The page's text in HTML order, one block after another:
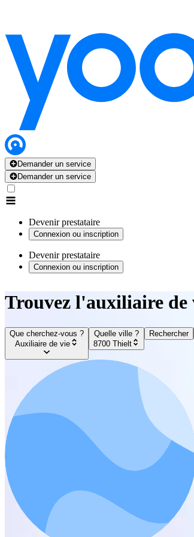
Demander un service
Demander un service
Devenir prestataire
Connexion ou inscription
Devenir prestataire
Connexion ou inscription
Trouvez l'auxiliaire de
Que cherchez-vous ?
Auxiliaire de vie
Quelle ville ?
8700 Thielt
Rechercher